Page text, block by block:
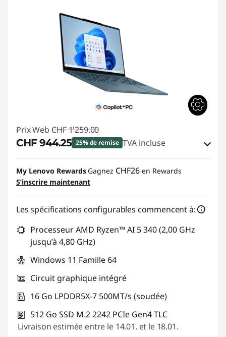
Prix Web CHF 1'259.00
CHF 944.25 25% de remise TVA incluse
Bons de réduction en ligne :-CHF 314.75
Code de réduction :
My Lenovo Rewards Gagnez CHF26 en Rewards
S’inscrire maintenant
Les spécifications configurables commencent à:
Processeur AMD Ryzen™ AI 5 340 (2,00 GHz
jusqu’à 4,80 GHz)
Windows 11 Famille 64
Circuit graphique intégré
16 Go LPDDR5X-7 500MT/s (soudée)
512 Go SSD M.2 2242 PCIe Gen4 TLC
Livraison estimée entre le 14.01. et le 18.01.